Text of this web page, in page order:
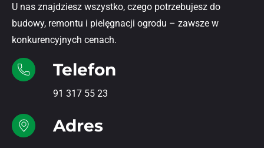
U nas znajdziesz wszystko, czego potrzebujesz do
budowy, remontu i pielęgnacji ogrodu – zawsze w
konkurencyjnych cenach.
Telefon
91 317 55 23
Adres